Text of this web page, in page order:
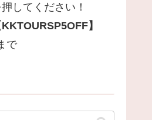
してください！
KKTOURSP5OFF】
で